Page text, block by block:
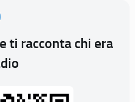
ti racconta chi era